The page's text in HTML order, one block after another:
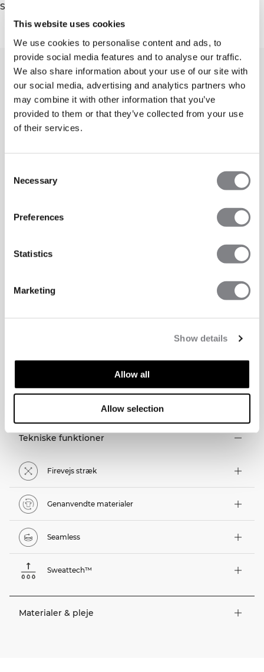
This website uses cookies
We use cookies to personalise content and ads, to
provide social media features and to analyse our traffic.
We also share information about your use of our site with
our social media, advertising and analytics partners who
may combine it with other information that you’ve
provided to them or that they’ve collected from your use
of their services.
Selection
Necessary
Preferences
Statistics
Marketing
Show details
Allow all
Allow selection
Similar products
TEKNISKE ASPEKTER
Tekniske funktioner
Firevejs stræk
Genanvendte materialer
Seamless
Sweattech™
Materialer & pleje